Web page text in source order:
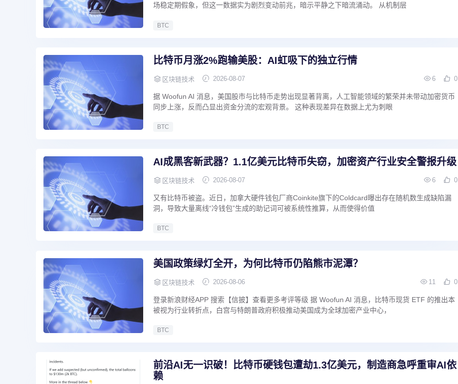
场稳定期假象，但这一数据实为剧烈变动前兆，暗示平静之下暗流涌动。 从机制层
BTC
比特币月涨2%跑输美股：AI虹吸下的独立行情
区块链技术 2026-08-07 6 0
据 Woofun AI 消息，美国股市与比特币走势出现显著背离，人工智能领域的繁荣并未带动加密货币
同步上涨，反而凸显出资金分流的宏观背景。 这种表现差异在数据上尤为刺眼
BTC
AI成黑客新武器？1.1亿美元比特币失窃，加密资产行业安全警报升级
区块链技术 2026-08-07 6 0
又有比特币被盗。近日，加拿大硬件钱包厂商Coinkite旗下的‌Coldcard‌曝出存在随机数生成缺陷漏
洞，导致大量离线“冷钱包”生成的助记词可被系统性推算，从而使得价值
BTC
美国政策绿灯全开，为何比特币仍陷熊市泥潭？
区块链技术 2026-08-06 11 0
登录新浪财经APP 搜索【信披】查看更多考评等级 据 Woofun AI 消息，比特币现货 ETF 的推出本
被视为行业转折点，白宫与特朗普政府积极推动美国成为全球加密产业中心，
BTC
前沿AI无一识破！比特币硬钱包遭劫1.3亿美元，制造商急呼重审AI依
赖